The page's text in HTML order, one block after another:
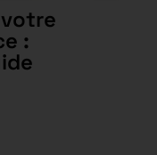
: